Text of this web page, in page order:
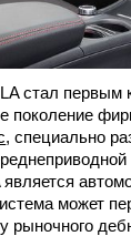
стал первым
поколение
, специально
может
рыночного